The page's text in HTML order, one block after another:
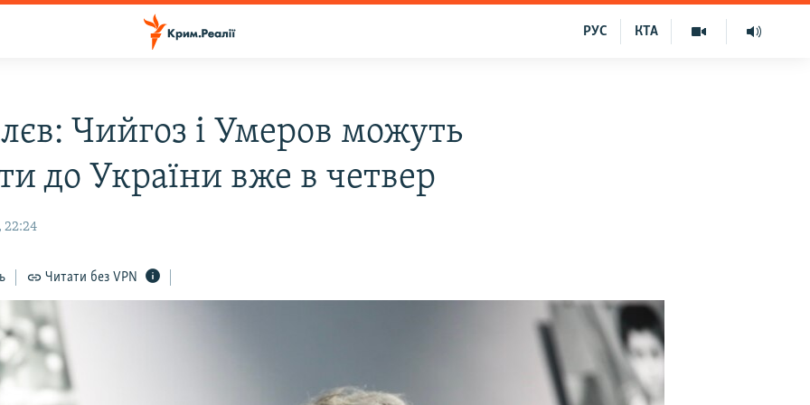
КТА
РУС
Чийгоз і Умеров можуть
до України вже в четвер
22:24
Читати без VPN